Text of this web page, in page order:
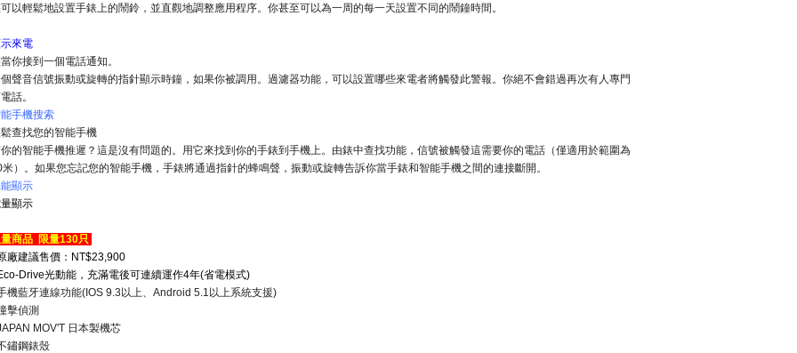
以輕鬆地設置手錶上的鬧鈴，並直觀地調整應用程序。你甚至可以為一周的每一天設置不同的鬧鐘時間。
來電
你接到一個電話通知。
聲音信號振動或旋轉的指針顯示時鐘，如果你被調用。過濾器功能，可以設置哪些來電者將觸發此警報。你絕不會錯過再次有人專門
話。
手機搜索
查找您的智能手機
的智能手機推遲？這是沒有問題的。用它來找到你的手錶到手機上。由錶中查找功能，信號被觸發這需要你的電話（僅適用於範圍為
米）。如果您忘記您的智能手機，手錶將通過指針的蜂鳴聲，振動或旋轉告訴你當手錶和智能手機之間的連接斷開。
顯示
顯示
商品 限量130只
廠建議售價：NT$23,900
Drive光動能，充滿電後可連續運作4年(省電模式)
機藍牙連線功能(IOS 9.3以上、Android 5.1以上系統支援)
擊偵測
MOV'T 日本製機芯
鏽鋼錶殼